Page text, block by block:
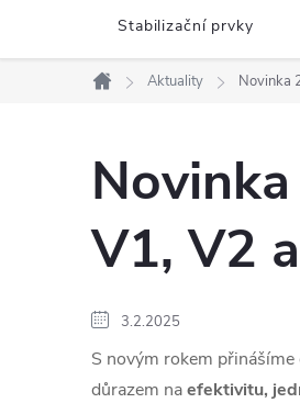
Stabilizační prvky
Domů
Aktuality Novinka
V1, V2
3.2.2025
S novým rokem
důrazem naefektivitu,